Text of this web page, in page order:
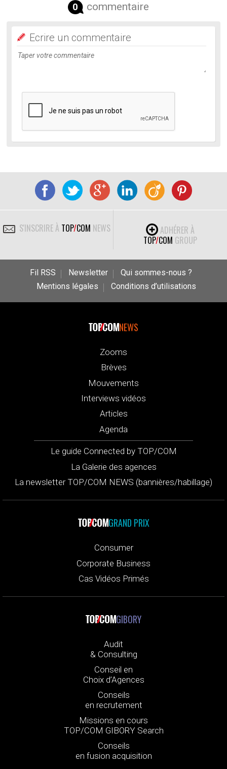
0 commentaire
Ecrire un commentaire
S'INSCRIRE À TOP/COM NEWS
ADHÉRER À
TOP/COM GROUP
Fil RSS Newsletter
Qui sommes-nous ?
Mentions légales
Conditions d’utilisations
NEWS
Zooms
Brèves
Mouvements
Interviews vidéos
Articles
Agenda
Le guide Connected by TOP/COM
La Galerie des agences
La newsletter TOP/COM NEWS (bannières/habillage)
GRAND PRIX
Consumer
Corporate Business
Cas Vidéos Primés
GIBORY
Audit
& Consulting
Conseil en
Choix d’Agences
Conseils
en recrutement
Missions en cours
TOP/COM GIBORY Search
Conseils
en fusion acquisition